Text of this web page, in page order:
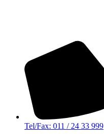
Tel/Fax: 011 / 24 33 999